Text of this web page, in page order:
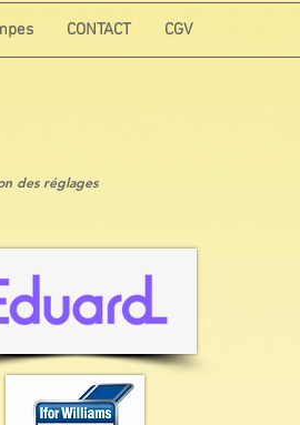
CONTACT CGV
des réglages